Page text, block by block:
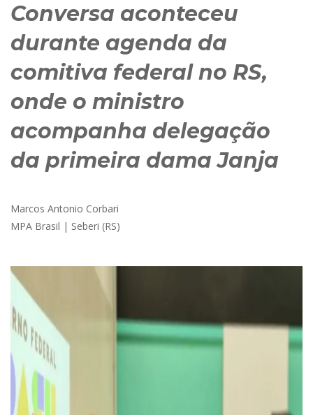
Conversa aconteceu
durante agenda da
comitiva federal no RS,
onde o ministro
acompanha delegação
da primeira dama Janja
Marcos Antonio Corbari
MPA Brasil | Seberi (RS)